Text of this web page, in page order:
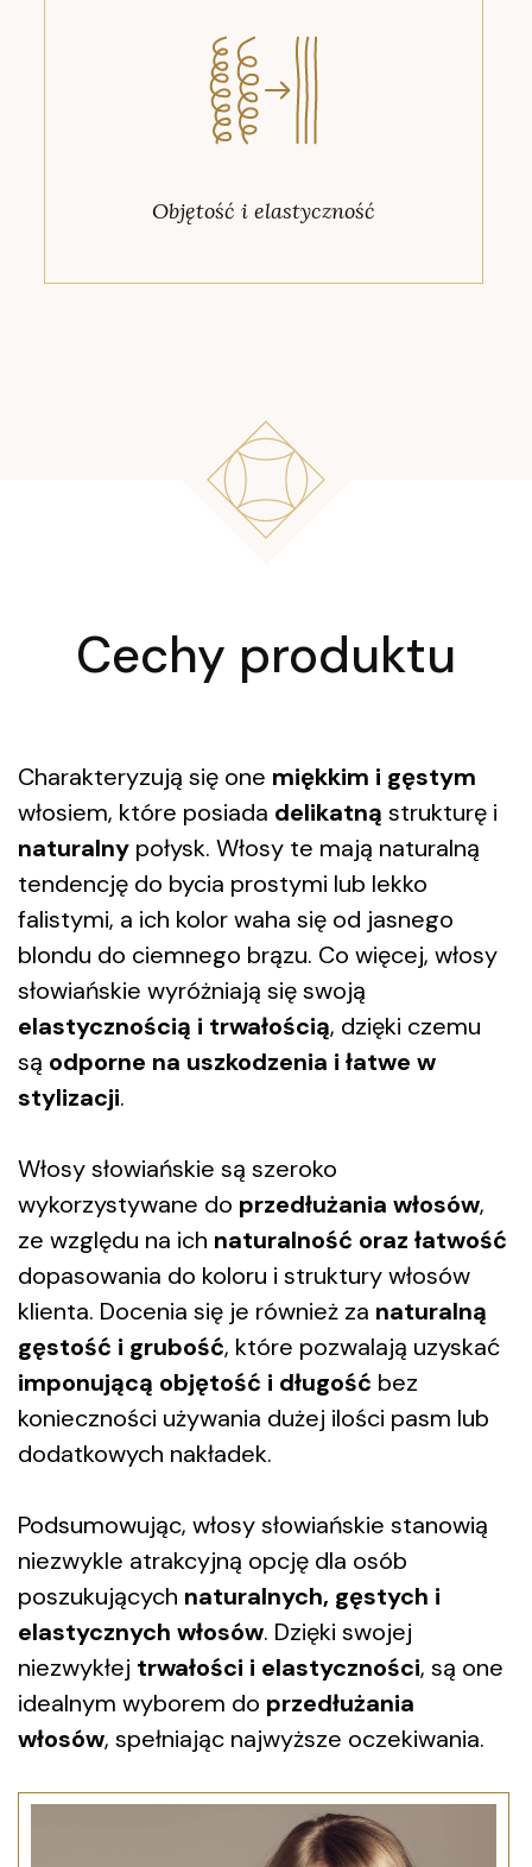
Objętość i elastyczność
Cechy produktu
Charakteryzują się one miękkim i gęstym
włosiem, które posiada delikatną strukturę i
naturalny połysk. Włosy te mają naturalną
tendencję do bycia prostymi lub lekko
falistymi, a ich kolor waha się od jasnego
blondu do ciemnego brązu. Co więcej, włosy
słowiańskie wyróżniają się swoją
elastycznością i trwałością, dzięki czemu
są odporne na uszkodzenia i łatwe w
stylizacji.
Włosy słowiańskie są szeroko
wykorzystywane do przedłużania włosów,
ze względu na ich naturalność oraz łatwość
dopasowania do koloru i struktury włosów
klienta. Docenia się je również za naturalną
gęstość i grubość, które pozwalają uzyskać
imponującą objętość i długość bez
konieczności używania dużej ilości pasm lub
dodatkowych nakładek.
Podsumowując, włosy słowiańskie stanowią
niezwykle atrakcyjną opcję dla osób
poszukujących naturalnych, gęstych i
elastycznych włosów. Dzięki swojej
niezwykłej trwałości i elastyczności, są one
idealnym wyborem do przedłużania
włosów, spełniając najwyższe oczekiwania.